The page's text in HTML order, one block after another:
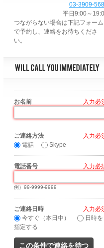
03-3909-
平日9:00～
お名前
ご連絡方法
電話
Skype
電話番号
例）99-9999-9999
ご連絡日時
今すぐ（本日中）
日時を
指定する